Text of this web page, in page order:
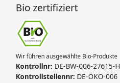
Bio zertifiziert
Wir führen ausgewählte Bio-Produkte
Kontrollnr: DE-BW-006-27615-H
Kontrollstellennr: DE-ÖKO-006